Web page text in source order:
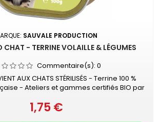
SAUVALE PRODUCTION
CHAT - TERRINE VOLAILLE & LÉGUMES
Commentaire(s): 0
AUX CHATS STÉRILISÉS - Terrine 100 %
- Ateliers et gammes certifiés BIO par
Sans céréales ajoutées Composée de
notre pâtée bio pour chat offre une
Prix
1,75 €